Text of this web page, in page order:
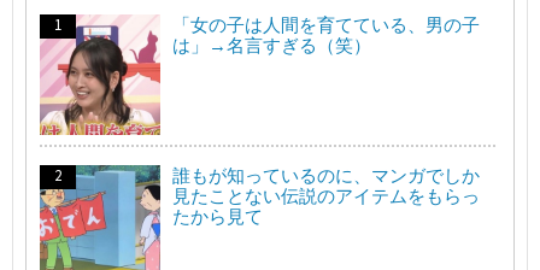
「女の子は人間を育てている、男の子
は」→名言すぎる（笑）
誰もが知っているのに、マンガでしか
見たことない伝説のアイテムをもらっ
たから見て